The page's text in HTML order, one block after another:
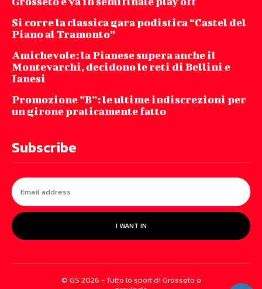
Si corre la classica gara podistica “Castel del
Piano al Tramonto”
Amichevole: la Pianese supera anche il
Montevarchi, decidono le reti di Bellini e
Ianesi
Promozione ”B”: le ultime indiscrezioni per
un girone praticamente fatto
Subscribe
I WANT IN
© GS 2026 - Tutto lo sport di Grosseto e